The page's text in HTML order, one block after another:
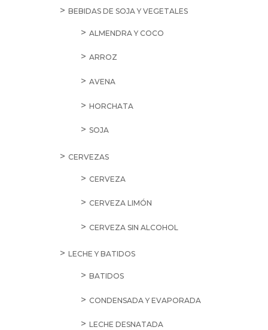
BEBIDAS DE SOJA Y VEGETALES
ALMENDRA Y COCO
ARROZ
AVENA
HORCHATA
SOJA
CERVEZAS
CERVEZA
CERVEZA LIMÓN
CERVEZA SIN ALCOHOL
LECHE Y BATIDOS
BATIDOS
CONDENSADA Y EVAPORADA
LECHE DESNATADA